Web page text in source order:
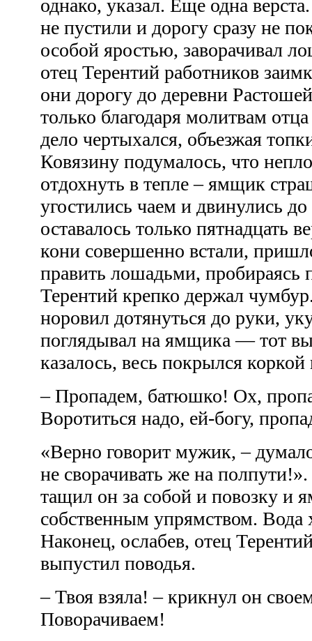
однако, указал. Еще одна
не пустили и дорогу сразу не
особой яростью, заворачивал
отец Терентий работников
они дорогу до деревни
только благодаря молитвам
дело чертыхался, объезжая
Ковязину подумалось, что
отдохнуть в тепле – ямщик
угостились чаем и двинулись
оставалось только пятнадцать
кони совершенно встали,
править лошадьми, пробираясь
Терентий крепко держал
норовил дотянуться до руки,
поглядывал на ямщика — тот
казалось, весь покрылся
– Пропадем, батюшко! Ох,
Воротиться надо, ей-богу,
«Верно говорит мужик, –
не сворачивать же на
тащил он за собой и повозку и
собственным упрямством. Вода
Наконец, ослабев, отец
выпустил поводья.
– Твоя взяла! – крикнул он
Поворачиваем!